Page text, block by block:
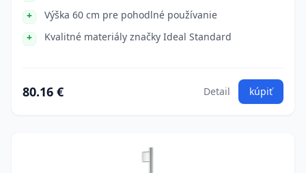
Výška 60 cm pre pohodlné používanie
Kvalitné materiály značky Ideal Standard
80.16 € Detail kúpiť